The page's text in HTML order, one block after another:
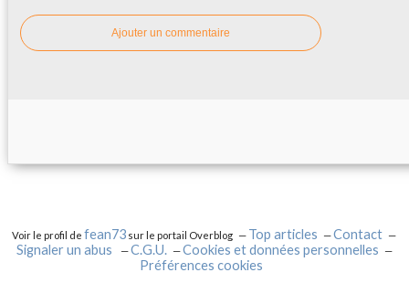
Ajouter un commentaire
Voir le profil defean73 sur le portail Overblog Top articles
Contact
Signaler un abus
C.G.U.
Cookies et données personnelles
Préférences cookies